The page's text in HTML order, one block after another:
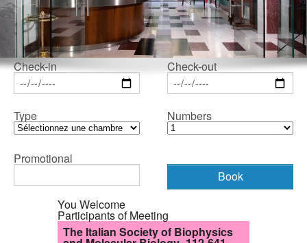
Photo
Offres Spéciales
LogIn
Language
Check-in Check-out
Type Numbers
Promotional
You Welcome
Participants of Meeting
The Italian Society of Biophysics